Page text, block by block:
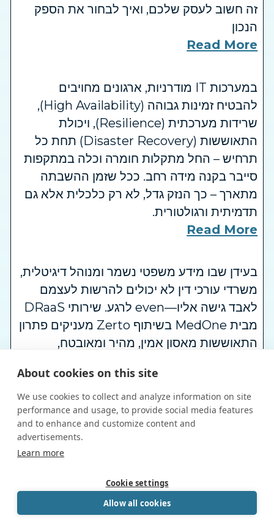
זה חשוב לעסק שלכם, ואיך לבחור את הספק
הנכון
Read More
במערכות IT מודרניות, ארגונים מחויבים
להבטיח זמינות גבוהה (High Availability),
שרידות מערכתית (Resilience), ויכולת
התאוששות (Disaster Recovery) תחת כל
תרחיש – החל מתקלות חומרה וכלה במתקפות
סייבר בקנה מידה רחב. ככל שזמן ההשבתה
מתארך – כך הנזק גדל, לא רק כלכלית אלא גם
תדמיתית ורגולטורית.
Read More
בעידן שבו מידע משפטי נשמר ומנוהל דיגיטלית,
משרדי עורכי דין לא יכולים להרשות לעצמם
לאבד גישה אליו—even לרגע. שירותי DRaaS
מבית MedOne בשיתוף Zerto מעניקים פתרון
התאוששות מאסון אמין, מהיר ומאובטח,
Read More
במאמר זה נעמיק במשמעות של IaaS, נסקור
את יתרונות המודל, נציג את הערך המוסף של
מציבה סטנדרט חדש לארגונים בישראל.
Read More
About cookies on this site
We use cookies to collect and analyze information on site
performance and usage, to provide social media features
and to enhance and customize content and
advertisements.
Learn more
Cookie settings
Allow all cookies